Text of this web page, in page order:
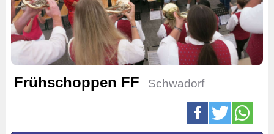
Frühschoppen FF Schwadorf